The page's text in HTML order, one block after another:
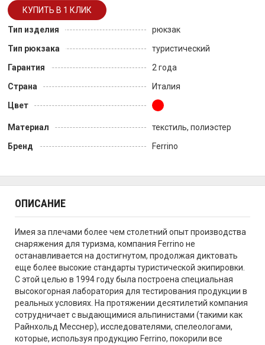
Тип изделия
рюкзак
Тип рюкзака
туристический
Гарантия
2 года
Страна
Италия
Цвет
Материал
текстиль, полиэстер
Бренд
Ferrino
ОПИСАНИЕ
Имея за плечами более чем столетний опыт производства
снаряжения для туризма, компания Ferrino не
останавливается на достигнутом, продолжая диктовать
еще более высокие стандарты туристической экипировки.
С этой целью в 1994 году была построена специальная
высокогорная лаборатория для тестирования продукции в
реальных условиях. На протяжении десятилетий компания
сотрудничает с выдающимися альпинистами (такими как
Райнхольд Месснер), исследователями, спелеологами,
которые, используя продукцию Ferrino, покорили все